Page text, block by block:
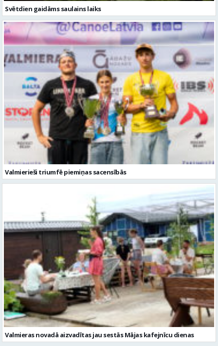
Svētdien gaidāms saulains laiks
Valmierieši triumfē piemiņas sacensībās
Valmieras novadā aizvadītas jau sestās Mājas kafejnīcu dienas